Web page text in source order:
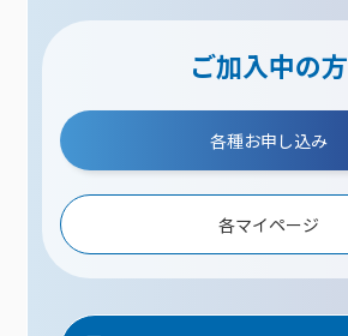
ご加入中の方
各種お申し込み
各マイページ